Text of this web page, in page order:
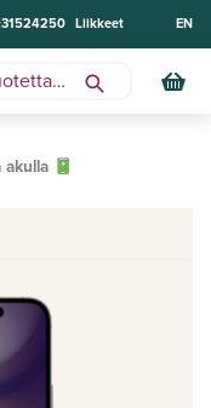
Liikkeet EN
akulla